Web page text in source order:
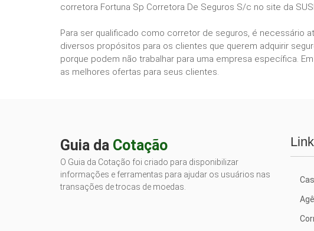
corretora Fortuna Sp Corretora De Seguros S/c no site da
Para ser qualificado como corretor de seguros, é necessário
diversos propósitos para os clientes que querem adquirir
porque podem não trabalhar para uma empresa específica.
as melhores ofertas para seus clientes.
Guia da Cotação
O Guia da Cotação foi criado para disponibilizar
informações e ferramentas para ajudar os usuários nas
transações de trocas de moedas.